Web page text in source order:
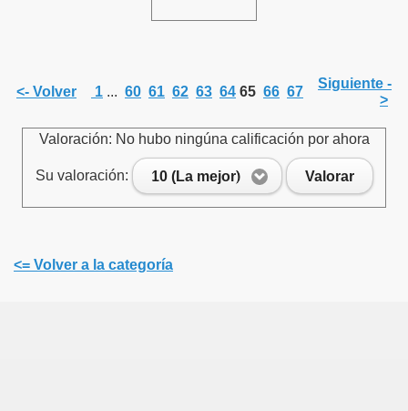
<- Volver 1 ... 60 61 62 63 64 65 66 67
Siguiente -
>
Valoración: No hubo ningúna calificación por ahora
Su valoración: 10 (La mejor) Valorar
<= Volver a la categoría